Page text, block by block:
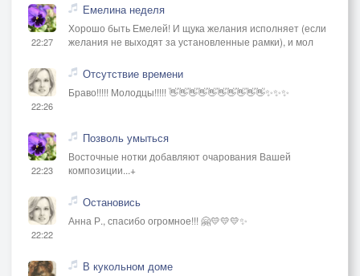
22:27
Емелина неделя
Хорошо быть Емелей! И щука желания исполняет (если
желания не выходят за установленные рамки), и мол
22:26
Отсутствие времени
Браво!!!!! Молодцы!!!!! 👋👋👋👋👋👋👋👋👋👋✨✨✨
22:23
Позволь умыться
Восточные нотки добавляют очарования Вашей
композиции...+
22:22
Остановись
Анна Р., спасибо огромное!!! 🤗💛💛💛✨
В кукольном доме